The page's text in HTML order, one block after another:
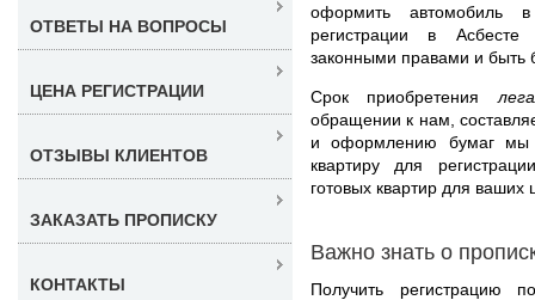
оформить автомобиль
регистрации в Асбесте
законными правами и
Срок приобретения
обращении к нам,
и оформлению бумаг
квартиру для
готовых квартир для
Важно знать о
Получить регистрацию
ОТВЕТЫ НА ВОПРОСЫ
ЦЕНА РЕГИСТРАЦИИ
ОТЗЫВЫ КЛИЕНТОВ
ЗАКАЗАТЬ ПРОПИСКУ
КОНТАКТЫ